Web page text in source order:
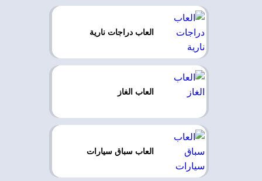
العاب دراجات نارية
العاب الغاز
العاب سباق سيارات